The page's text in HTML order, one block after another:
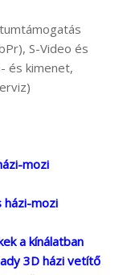
S-Video és
és kimenet,
mozi
házi-mozi
a kínálatban
3D házi vetítő